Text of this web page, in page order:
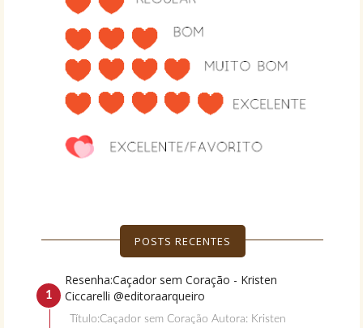
POSTS RECENTES
Resenha:Caçador sem Coração - Kristen
Ciccarelli @editoraarqueiro
Título:Caçador sem Coração Autora: Kristen